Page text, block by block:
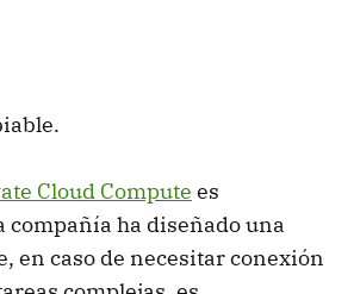
Cloud Compute es
compañía ha diseñado una
en caso de necesitar conexión